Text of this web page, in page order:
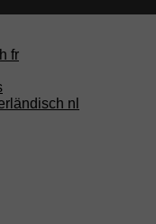
fr
nl